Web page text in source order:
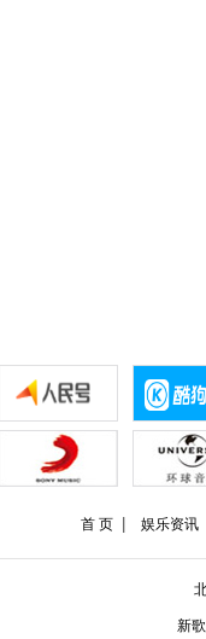
首 页 娱乐资讯
新